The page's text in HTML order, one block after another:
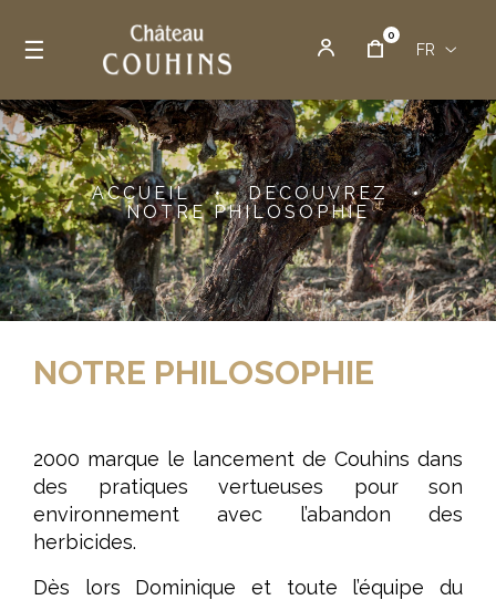
Basculer la navigation
☰
0
FR
ACCUEIL • DECOUVREZ
•
NOTRE PHILOSOPHIE
NOTRE PHILOSOPHIE
2000 marque le lancement de Couhins dans
des pratiques vertueuses pour son
environnement avec l’abandon des
herbicides.
Dès lors Dominique et toute l’équipe du